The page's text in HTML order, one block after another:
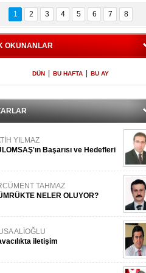
İstanbul
Adaları
600 milletvekilinin
listesi
1 2 3 4 5 6 7 8
OKUNANLAR
DÜN BU HAFTA BU AY
YILMAZ
Başarısı ve Hedefleri
TAHMAZ
NELER OLUYOR?
ALİOĞLU
iletişim